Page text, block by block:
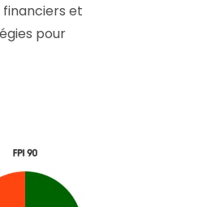
et
pour